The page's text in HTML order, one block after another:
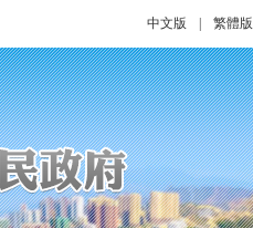
中文版 繁體版